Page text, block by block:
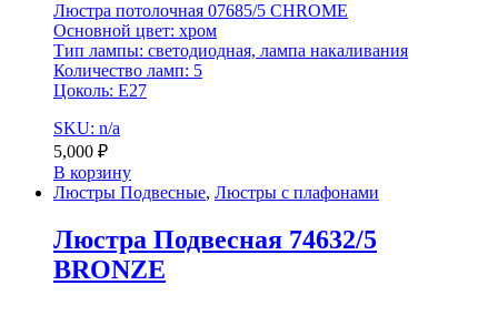
Люстра потолочная 07685/5 CHROME
Основной цвет: хром
Тип лампы: светодиодная, лампа накаливания
Количество ламп: 5
Цоколь: E27
SKU: n/a
5,000 ₽
В корзину
Люстры Подвесные, Люстры с плафонами
Люстра Подвесная 74632/5
BRONZE